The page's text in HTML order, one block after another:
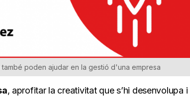
poden ajudar en la gestió d'una empresa
, aprofitar la creativitat que s’hi desenvolupa i